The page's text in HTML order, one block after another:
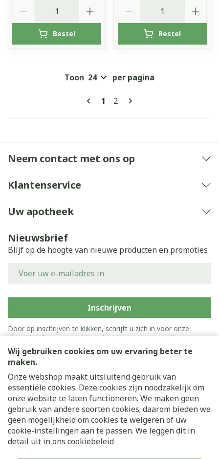
Wij gebruiken cookies om uw ervaring beter te
maken.
Onze webshop maakt uitsluitend gebruik van
essentiële cookies. Deze cookies zijn noodzakelijk om
onze website te laten functioneren. We maken geen
gebruik van andere soorten cookies; daarom bieden we
geen mogelijkheid om cookies te weigeren of uw
cookie-instellingen aan te passen. We leggen dit in
detail uit in ons cookiebeleid
Bestel Bestel
Pagina's
U lees momenteel pagina
1 Pagina
2
Toon per pagina
Neem contact met ons op
Klantenservice
Uw apotheek
Nieuwsbrief
Blijf op de hoogte van nieuwe producten en promoties
Inschrijven
Door op inschrijven te klikken, schrijft u zich in voor onze
nieuwsbrief en gaat u akkoord met onzeprivacy policy.
Juridische links